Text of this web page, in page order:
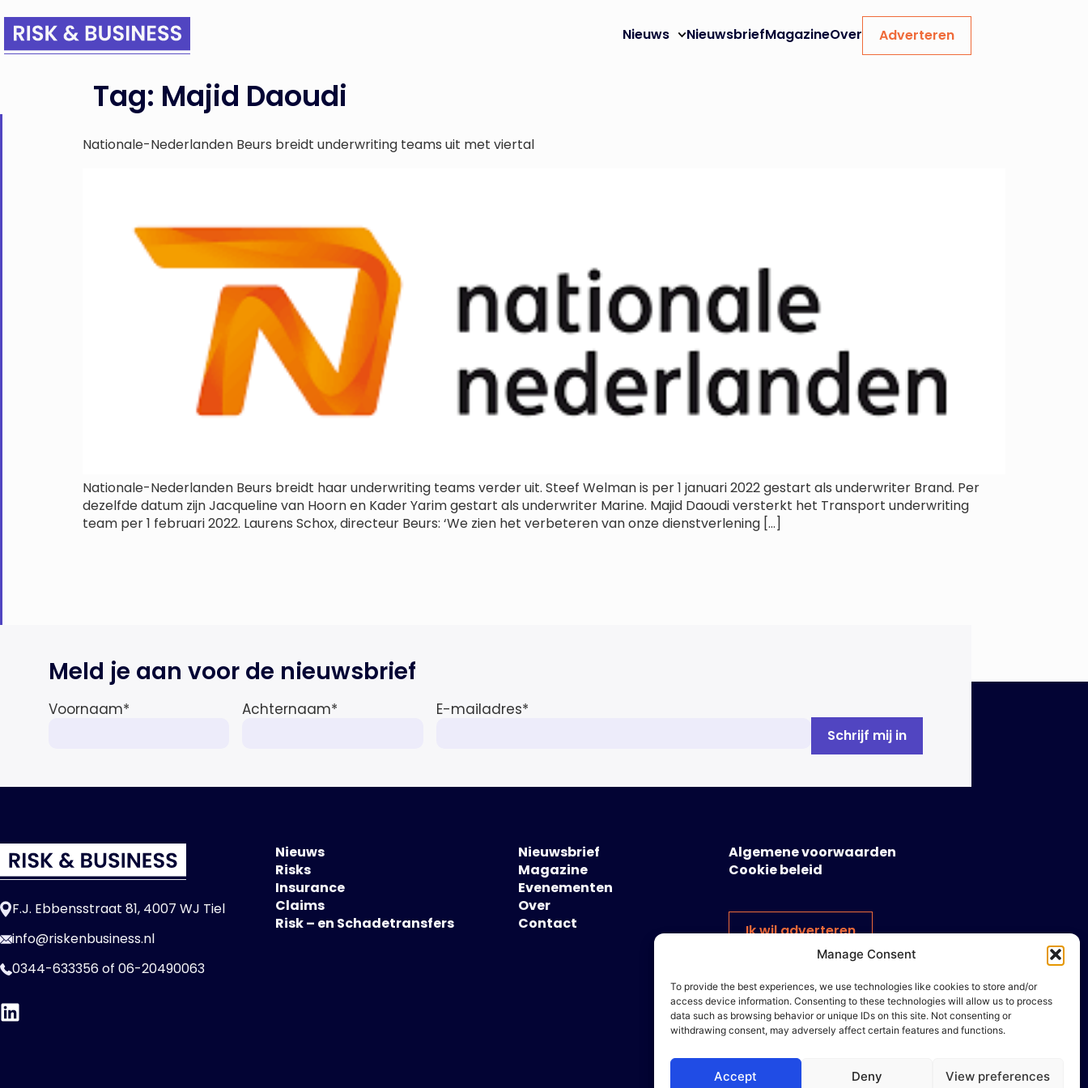
Manage Consent
To provide the best experiences, we use technologies like cookies to store and/or
access device information. Consenting to these technologies will allow us to process
data such as browsing behavior or unique IDs on this site. Not consenting or
withdrawing consent, may adversely affect certain features and functions.
Accept Deny View preferences
Nieuws NieuwsbriefMagazineOver Adverteren
Tag: Majid Daoudi
Nationale-Nederlanden Beurs breidt underwriting teams uit met viertal
Nationale-Nederlanden Beurs breidt haar underwriting teams verder uit. Steef Welman is per 1 januari 2022 gestart als underwriter Brand. Per
dezelfde datum zijn Jacqueline van Hoorn en Kader Yarim gestart als underwriter Marine. Majid Daoudi versterkt het Transport underwriting
team per 1 februari 2022. Laurens Schox, directeur Beurs: ‘We zien het verbeteren van onze dienstverlening […]
Meld je aan voor de nieuwsbrief
Voornaam* Achternaam* E-mailadres*
F.J. Ebbensstraat 81, 4007 WJ Tiel
info@riskenbusiness.nl
0344-633356of 06-20490063
Nieuws
Risks
Insurance
Claims
Risk – en Schadetransfers
Nieuwsbrief
Magazine
Evenementen
Over
Contact
Algemene voorwaarden
Cookie beleid
Ik wil adverteren